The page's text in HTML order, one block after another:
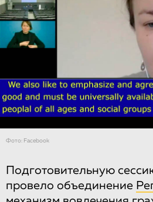
Фото: Facebook
Подготовительную
провело объединение